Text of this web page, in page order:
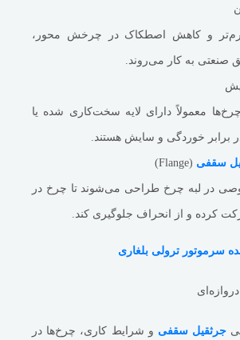
دروازه‌ای استاندارد
روان‌تر
یا سطح بتن
سقفی یا موتور داخلی
و کاهش اصطکاک در چرخش محور،
صنعتی به کار می‌روند.
معمولاً دارای لایه سخت‌کاری شده یا
برابر خوردگی و سایش هستند.
سقفی (Flange)
در لبه چرخ طراحی می‌شوند تا چرخ در
کرده و از انحراف جلوگیری کند.
سرموتور ترولی بلغاری
جرثقیل سقفی و شرایط کاری، چرخ‌ها در